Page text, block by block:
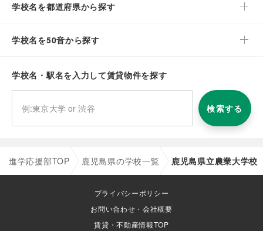
学校名を都道府県から探す
学校名を50音から探す
学校名・駅名を入力して賃貸物件を探す
検索する
進学応援部TOP 鹿児島県の学校一覧 鹿児島県立農業大学校
プライバシーポリシー
お問い合わせ・会社概要
賃貸・不動産情報TOP